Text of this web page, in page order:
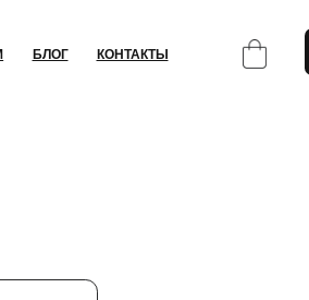
СВЯЗАТЬСЯ